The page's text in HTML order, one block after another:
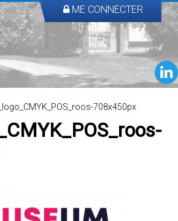
ME CONNECTER
708x450px